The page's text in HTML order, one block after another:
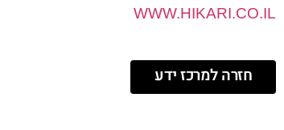
WWW.HIKARI.CO.IL
חזרה למרכז ידע